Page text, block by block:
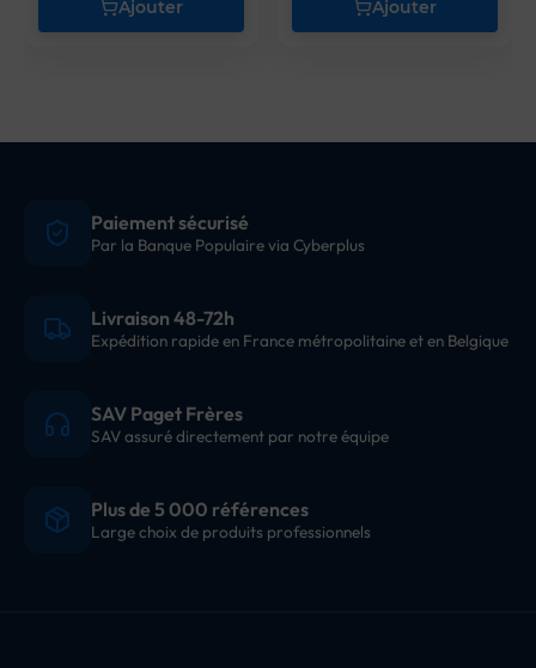
Ajouter Ajouter
Paiement sécurisé
Par la Banque Populaire via Cyberplus
Livraison 48-72h
Expédition rapide en France métropolitaine et en Belgique
SAV Paget Frères
SAV assuré directement par notre équipe
Plus de 5 000 références
Large choix de produits professionnels